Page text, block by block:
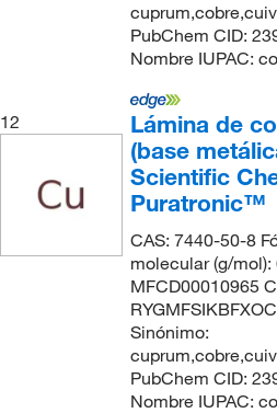
PubChem CID:
Nombre IUPAC:
12
Lámina de
(base
Scientific
Puratronic™
CAS: 7440-50-8
molecular (g/
MFCD00010965
Sinónimo:
PubChem CID:
Nombre IUPAC: